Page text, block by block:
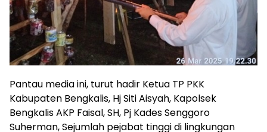
Pantau media ini, turut hadir Ketua TP PKK
Kabupaten Bengkalis, Hj Siti Aisyah, Kapolsek
Bengkalis AKP Faisal, SH, Pj Kades Senggoro
Suherman, Sejumlah pejabat tinggi di lingkungan